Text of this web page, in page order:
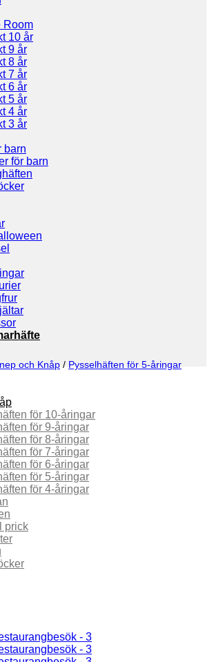
Room
10 år
9 år
8 år
7 år
6 år
5 år
4 år
3 år
barn
för barn
och Knåp / Pysselhäften för 5-åringar
för 10-åringar
för 9-åringar
för 8-åringar
för 7-åringar
för 6-åringar
för 5-åringar
för 4-åringar
prick